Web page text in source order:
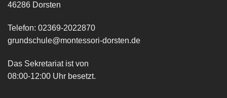
46286 Dorsten
Telefon: 02369-2022870
grundschule@montessori-dorsten.de
Das Sekretariat ist von
08:00-12:00 Uhr besetzt.